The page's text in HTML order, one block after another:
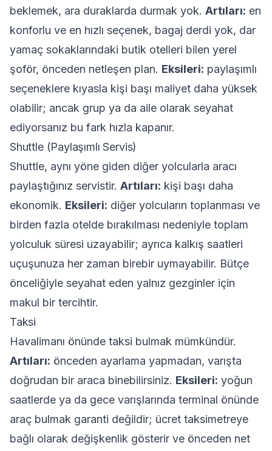
beklemek, ara duraklarda durmak yok. Artıları: en
konforlu ve en hızlı seçenek, bagaj derdi yok, dar
yamaç sokaklarındaki butik otelleri bilen yerel
şoför, önceden netleşen plan. Eksileri: paylaşımlı
seçeneklere kıyasla kişi başı maliyet daha yüksek
olabilir; ancak grup ya da aile olarak seyahat
ediyorsanız bu fark hızla kapanır.
Shuttle (Paylaşımlı Servis)
Shuttle, aynı yöne giden diğer yolcularla aracı
paylaştığınız servistir. Artıları: kişi başı daha
ekonomik. Eksileri: diğer yolcuların toplanması ve
birden fazla otelde bırakılması nedeniyle toplam
yolculuk süresi uzayabilir; ayrıca kalkış saatleri
uçuşunuza her zaman birebir uymayabilir. Bütçe
önceliğiyle seyahat eden yalnız gezginler için
makul bir tercihtir.
Taksi
Havalimanı önünde taksi bulmak mümkündür.
Artıları: önceden ayarlama yapmadan, varışta
doğrudan bir araca binebilirsiniz. Eksileri: yoğun
saatlerde ya da gece varışlarında terminal önünde
araç bulmak garanti değildir; ücret taksimetreye
bağlı olarak değişkenlik gösterir ve önceden net